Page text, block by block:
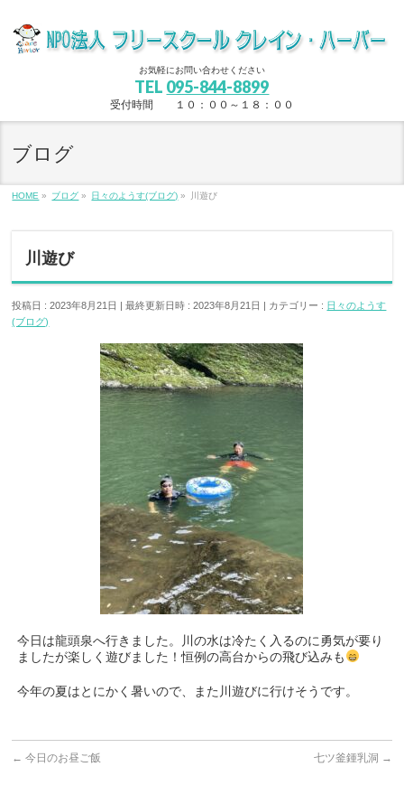
お気軽にお問い合わせください
TEL 095-844-8899
受付時間 １０：００～１８：００
ブログ
HOME » ブログ » 日々のようす(ブログ) » 川遊び
川遊び
投稿日 : 2023年8月21日 最終更新日時 : 2023年8月21日 カテゴリー : 日々のようす
(ブログ)
今日は龍頭泉へ行きました。川の水は冷たく入るのに勇気が要り
ましたが楽しく遊びました！恒例の高台からの飛び込みも
今年の夏はとにかく暑いので、また川遊びに行けそうです。
← 今日のお昼ご飯 七ツ釜鍾乳洞 →